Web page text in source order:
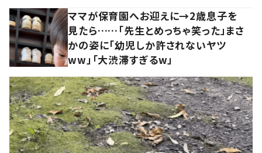
ママが保育園へお迎えに→2歳息子を
見たら……「先生とめっちゃ笑った」まさ
かの姿に「幼児しか許されないヤツ
ww」「大渋滞すぎるw」